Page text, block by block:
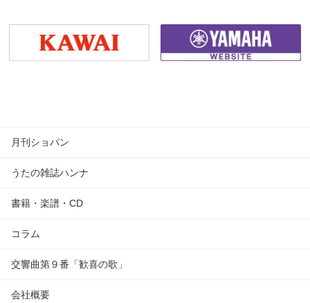
月刊ショパン
うたの雑誌ハンナ
書籍・楽譜・CD
コラム
交響曲第９番「歓喜の歌」
会社概要